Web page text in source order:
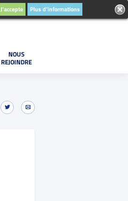
NOUS
REJOINDRE
J'accepte Plus d'informations